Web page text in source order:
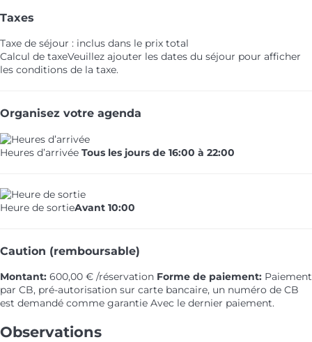
Taxes
Taxe de séjour : inclus dans le prix total
Calcul de taxeVeuillez ajouter les dates du séjour pour afficher
les conditions de la taxe.
Organisez votre agenda
Heures d’arrivée Tous les jours de 16:00 à 22:00
Heure de sortieAvant 10:00
Caution (remboursable)
Montant: 600,00 € /réservation Forme de paiement: Paiement
par CB, pré-autorisation sur carte bancaire, un numéro de CB
est demandé comme garantie Avec le dernier paiement.
Observations